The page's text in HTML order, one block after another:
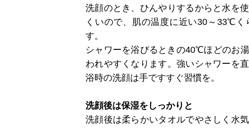
洗顔のとき、ひんやりするからと水を
くいので、肌の温度に近い30～33℃
す。
シャワーを浴びるときの40℃ほどのお
われやすくなります。強いシャワーを
浴時の洗顔は手ですすぐ習慣を。
洗顔後は保湿をしっかりと
洗顔後は柔らかいタオルでやさしく水